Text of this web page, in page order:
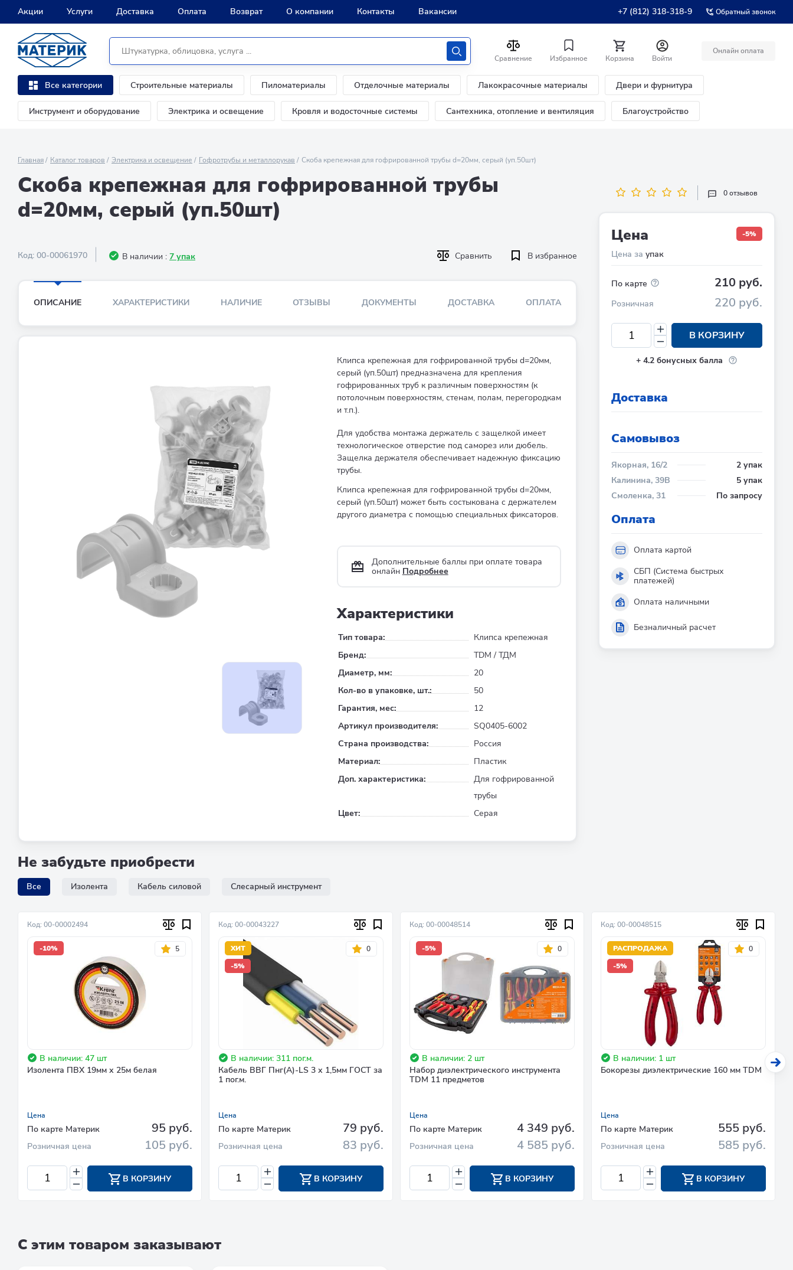
Акции Услуги Доставка Оплата Возврат О компании Контакты Вакансии +7 (812) 318-318-9 Обратный звонок
Сравнение Избранное Корзина Войти
Онлайн оплата
Все категории Строительные материалы Пиломатериалы Отделочные материалы Лакокрасочные материалы Двери и фурнитура
Инструмент и оборудование Электрика и освещение Кровля и водосточные системы Сантехника, отопление и вентиляция Благоустройство
Главная Каталог товаров Электрика и освещение Гофротрубы и металлорукав Скоба крепежная для гофрированной трубы d=20мм, серый (уп.50шт)
Скоба крепежная для гофрированной трубы
d=20мм, серый (уп.50шт)
Код: 00-00061970 В наличии : 7 упак Сравнить В избранное
ОПИСАНИЕ ХАРАКТЕРИСТИКИ НАЛИЧИЕ ОТЗЫВЫ ДОКУМЕНТЫ ДОСТАВКА ОПЛАТА
Клипса крепежная для гофрированной трубы d=20мм,
серый (уп.50шт) предназначена для крепления
гофрированных труб к различным поверхностям (к
потолочным поверхностям, стенам, полам, перегородкам
и т.п.).
Для удобства монтажа держатель с защелкой имеет
технологическое отверстие под саморез или дюбель.
Защелка держателя обеспечивает надежную фиксацию
трубы.
Клипса крепежная для гофрированной трубы d=20мм,
серый (уп.50шт) может быть состыкована с держателем
другого диаметра с помощью специальных фиксаторов.
Дополнительные баллы при оплате товара
онлайн Подробнее
Характеристики
Тип товара:
Клипса крепежная
Бренд:
TDM / ТДМ
Диаметр, мм:
20
Кол-во в упаковке, шт.:
50
Гарантия, мес:
12
Артикул производителя:
SQ0405-6002
Страна производства:
Россия
Материал:
Пластик
Доп. характеристика:
Для гофрированной
трубы
Цвет:
Серая
0 отзывов
Цена
Цена за упак
-5%
По карте 210 руб.
Розничная 220 руб.
В КОРЗИНУ
+ 4.2 бонусных балла
Доставка
Cамовывоз
Якорная, 16/2
2 упак
Калинина, 39В
5 упак
Смоленка, 31
По запросу
Оплата
Оплата картой
СБП (Система быстрых
платежей)
Оплата наличными
Безналичный расчет
Не забудьте приобрести
Все Изолента Кабель силовой Слесарный инструмент
Код: 00-00002494
-10% 5
В наличии: 47 шт
Изолента ПВХ 19мм х 25м белая
Цена
По карте Материк 95 руб.
Розничная цена 105 руб.
В КОРЗИНУ
Код: 00-00043227
ХИТ
-5%
0
В наличии: 311 пог.м.
Кабель ВВГ Пнг(А)-LS 3 х 1,5мм ГОСТ за
1 пог.м.
Цена
По карте Материк 79 руб.
Розничная цена 83 руб.
В КОРЗИНУ
Код: 00-00048514
-5% 0
В наличии: 2 шт
Набор диэлектрического инструмента
TDM 11 предметов
Цена
По карте Материк 4 349 руб.
Розничная цена 4 585 руб.
В КОРЗИНУ
Код: 00-00048515
РАСПРОДАЖА
-5%
0
В наличии: 1 шт
Бокорезы диэлектрические 160 мм TDM
Цена
По карте Материк 555 руб.
Розничная цена 585 руб.
В КОРЗИНУ
С этим товаром заказывают